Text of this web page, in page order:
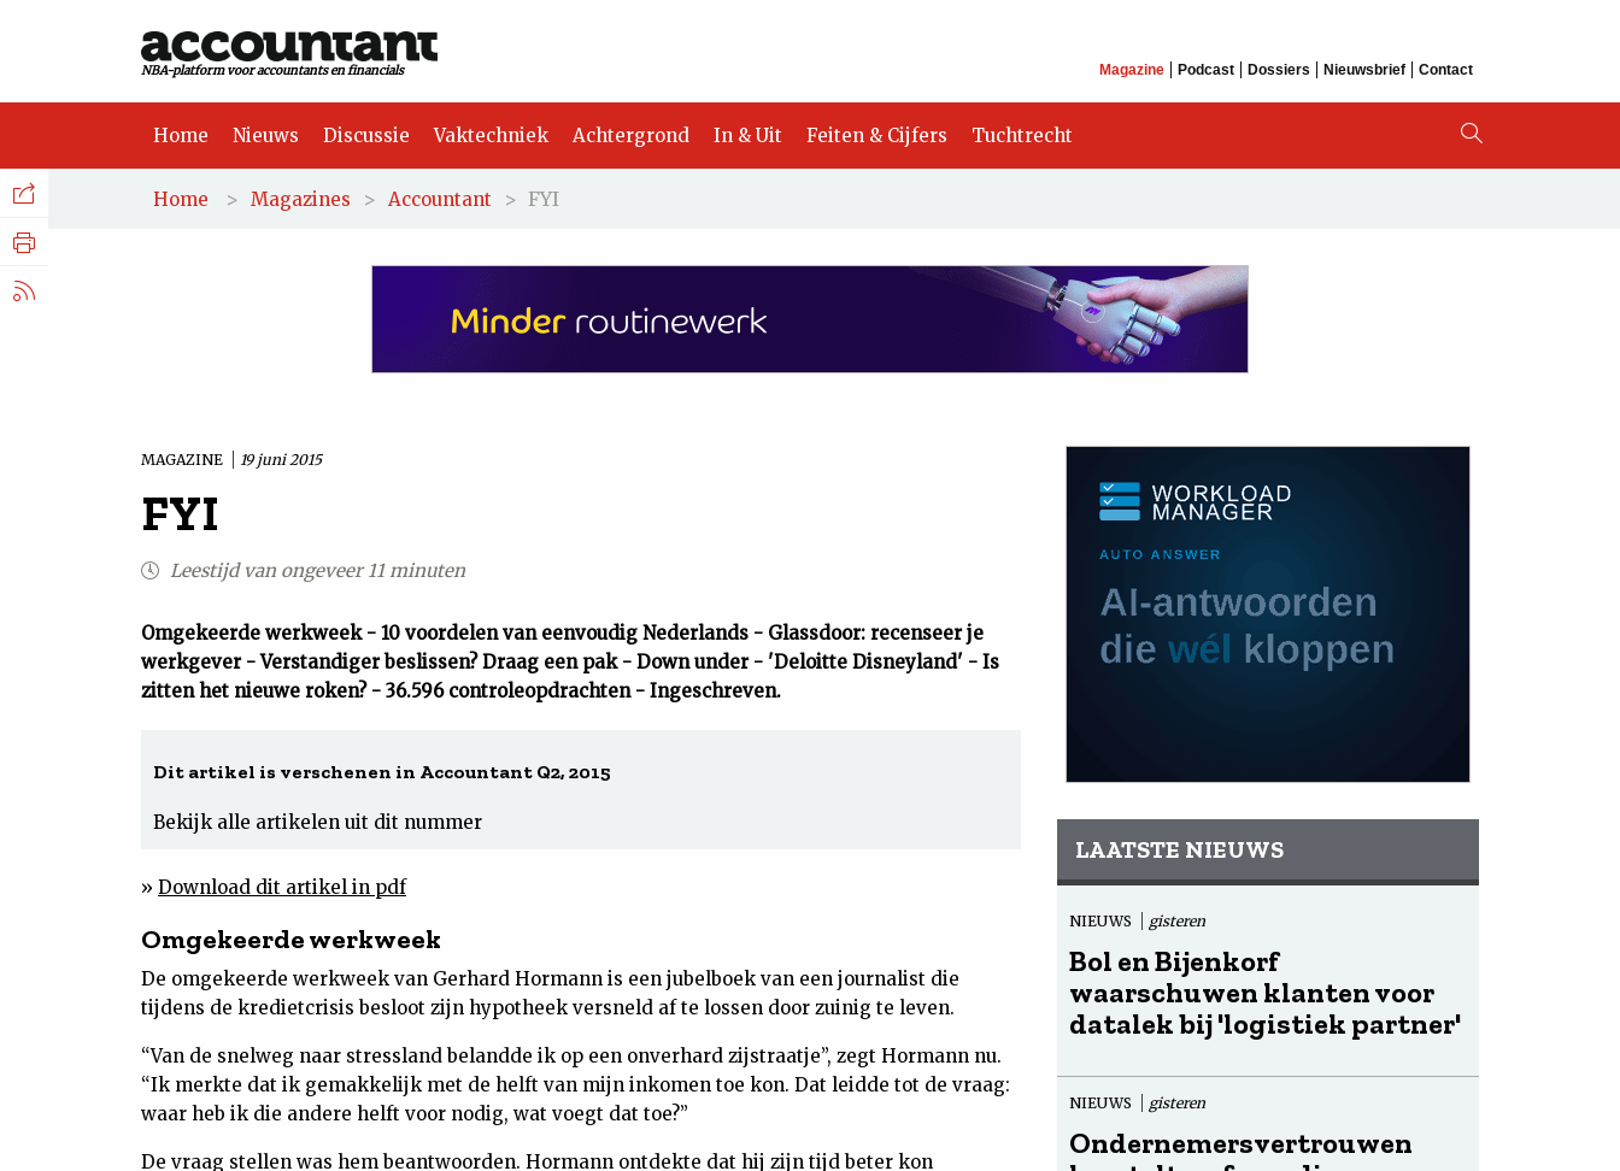
NBA-platform voor accountants en financials Magazine Podcast Dossiers Nieuwsbrief Contact
Home Nieuws Discussie Vaktechniek Achtergrond In & Uit Feiten & Cijfers Tuchtrecht
Home > Magazines > Accountant > FYI
MAGAZINE 19 juni 2015
FYI
Leestijd van ongeveer 11 minuten
Omgekeerde werkweek - 10 voordelen van eenvoudig Nederlands - Glassdoor: recenseer je
werkgever - Verstandiger beslissen? Draag een pak - Down under - 'Deloitte Disneyland' - Is
zitten het nieuwe roken? - 36.596 controleopdrachten - Ingeschreven.
Dit artikel is verschenen in Accountant Q2, 2015
Bekijk alle artikelen uit dit nummer
» Download dit artikel in pdf
Omgekeerde werkweek
De omgekeerde werkweek van Gerhard Hormann is een jubelboek van een journalist die
tijdens de kredietcrisis besloot zijn hypotheek versneld af te lossen door zuinig te leven.
“Van de snelweg naar stressland belandde ik op een onverhard zijstraatje”, zegt Hormann nu.
“Ik merkte dat ik gemakkelijk met de helft van mijn inkomen toe kon. Dat leidde tot de vraag:
waar heb ik die andere helft voor nodig, wat voegt dat toe?”
De vraag stellen was hem beantwoorden. Hormann ontdekte dat hij zijn tijd beter kon
LAATSTE NIEUWS
NIEUWS gisteren
Bol en Bijenkorf
waarschuwen klanten voor
datalek bij 'logistiek partner'
NIEUWS gisteren
Ondernemersvertrouwen
Facebook
Nieuws